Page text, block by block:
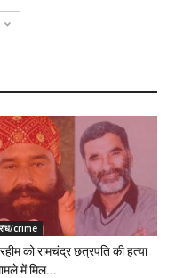
crime
को रामचंद्र छत्रपति की हत्या
में मिल...